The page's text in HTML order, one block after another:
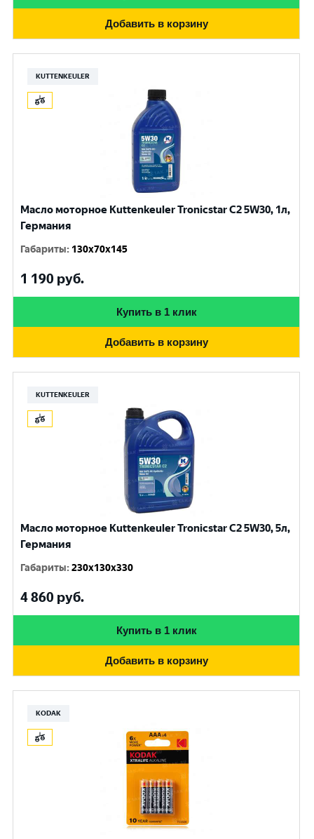
Добавить в корзину
KUTTENKEULER
Масло моторное Kuttenkeuler Tronicstar C2 5W30, 1л,
Германия
Габариты: 130x70x145
1 190 руб.
Купить в 1 клик
Добавить в корзину
KUTTENKEULER
Масло моторное Kuttenkeuler Tronicstar C2 5W30, 5л,
Германия
Габариты:230x130x330
4 860 руб.
Купить в 1 клик
Добавить в корзину
KODAK